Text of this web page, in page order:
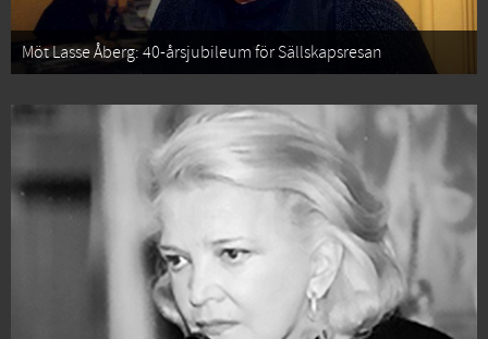
Möt Lasse Åberg: 40-årsjubileum för Sällskapsresan